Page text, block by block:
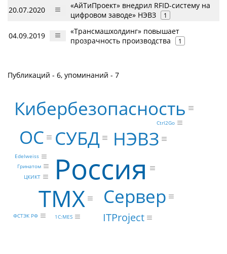
20.07.2020
«АйТиПроект» внедрил RFID-систему на
цифровом заводе» НЭВЗ
1
04.09.2019
«Трансмашхолдинг» повышает
прозрачность производства
1
Публикаций - 6, упоминаний - 7
Россия
ТМХ
НЭВЗ
Кибербезопасность
СУБД
Сервер
ОС
ITProject
Edelweiss
Гринатом
Ctrl2Go
ЦКИКТ
ФСТЭК РФ 1С:MES